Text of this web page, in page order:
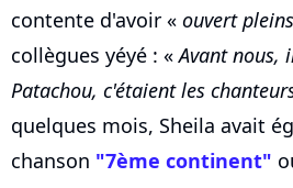
contente d'avoir « ouvert
collègues yéyé : «Avant nous,
Patachou, c'étaient les
quelques mois, Sheila avait
chanson "7ème continent"